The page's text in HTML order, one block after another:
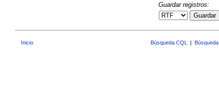
Guardar registros:
Guardar
Inicio Búsqueda CQL